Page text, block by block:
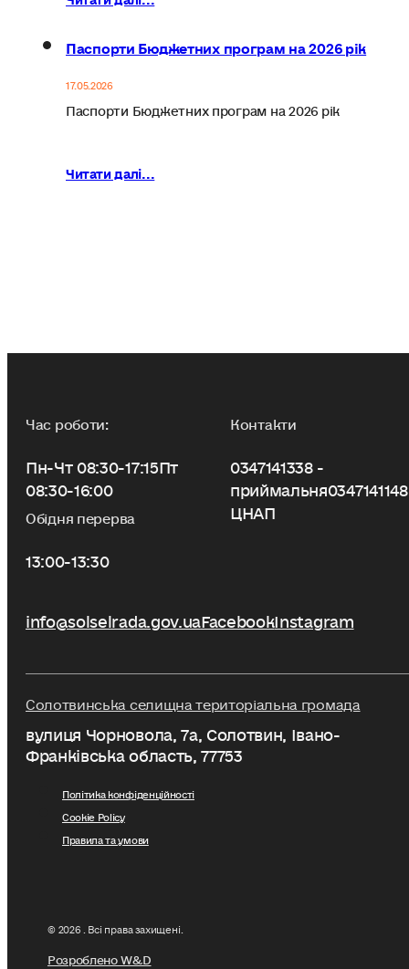
Паспорти Бюджетних програм на 2026 рік
17.05.2026
Паспорти Бюджетних програм на 2026 рік
Читати далі...
Час роботи:
Пн-Чт 08:30-17:15Пт
08:30-16:00
Обідня перерва
13:00-13:30
Контакти
0347141338 -
приймальня
ЦНАП
info@solselrada.gov.uaFacebookInstagram
Солотвинська селищна територіальна громада
вулиця Чорновола, 7a, Солотвин, Івано-
Франківська область, 77753
Політика конфіденційності
Cookie Policy
Правила та умови
© 2026 . Всі права захищені.
Розроблено W&D